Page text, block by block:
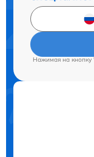
Нажимая на кнопку